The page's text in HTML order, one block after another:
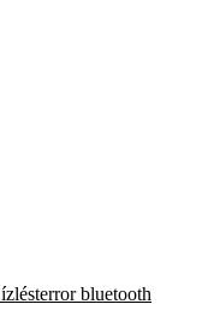
ízlésterror bluetooth